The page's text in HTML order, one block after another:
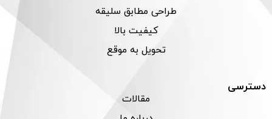
طراحی مطابق سلیقه
کیفیت بالا
تحویل به موقع
دسترسی
مقالات